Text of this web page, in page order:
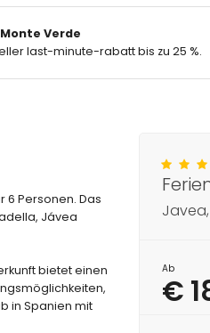
Verde
last-minute-rabatt bis zu 25 %.
6 Personen. Das
Jávea
bietet einen
in Spanien mit
Ab
€